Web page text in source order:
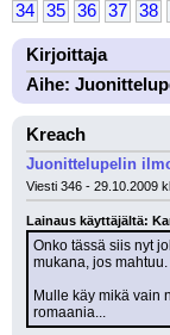
34
35 36 37 38
Kirjoittaja
Aihe:
Kreach
Juonittelupelin
Viesti 346 - 29.10.2009
Lainaus käyttäjältä:
Onko tässä siis nyt
mukana, jos mahtuu.
Mulle käy mikä vain
romaania...